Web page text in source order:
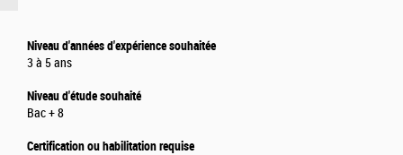
Niveau d'années d'expérience souhaitée
3 à 5 ans
Niveau d'étude souhaité
Bac + 8
Certification ou habilitation requise